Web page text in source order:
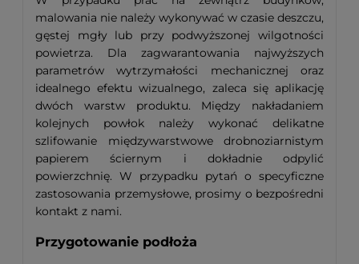
malowania nie należy wykonywać w czasie deszczu,
gęstej mgły lub przy podwyższonej wilgotności
powietrza. Dla zagwarantowania najwyższych
parametrów wytrzymałości mechanicznej oraz
idealnego efektu wizualnego, zaleca się aplikację
dwóch warstw produktu. Między nakładaniem
kolejnych powłok należy wykonać delikatne
szlifowanie międzywarstwowe drobnoziarnistym
papierem ściernym i dokładnie odpylić
powierzchnię. W przypadku pytań o specyficzne
zastosowania przemysłowe, prosimy o bezpośredni
kontakt z nami.
Przygotowanie podłoża